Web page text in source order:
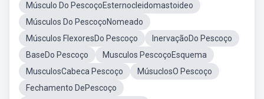
Músculo Do PescoçoEsternocleidomastoideo
Músculos Do PescoçoNomeado
Músculos FlexoresDo Pescoço
InervaçãoDo Pescoço
BaseDo Pescoço
Musculos PescoçoEsquema
MusculosCabeca Pescoço
MúsuclosO Pescoço
Fechamento DePescoço